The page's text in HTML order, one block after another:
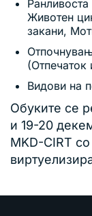
Животен
закани,
Видови на
Обуките се
и 19-20
MKD-CIRT